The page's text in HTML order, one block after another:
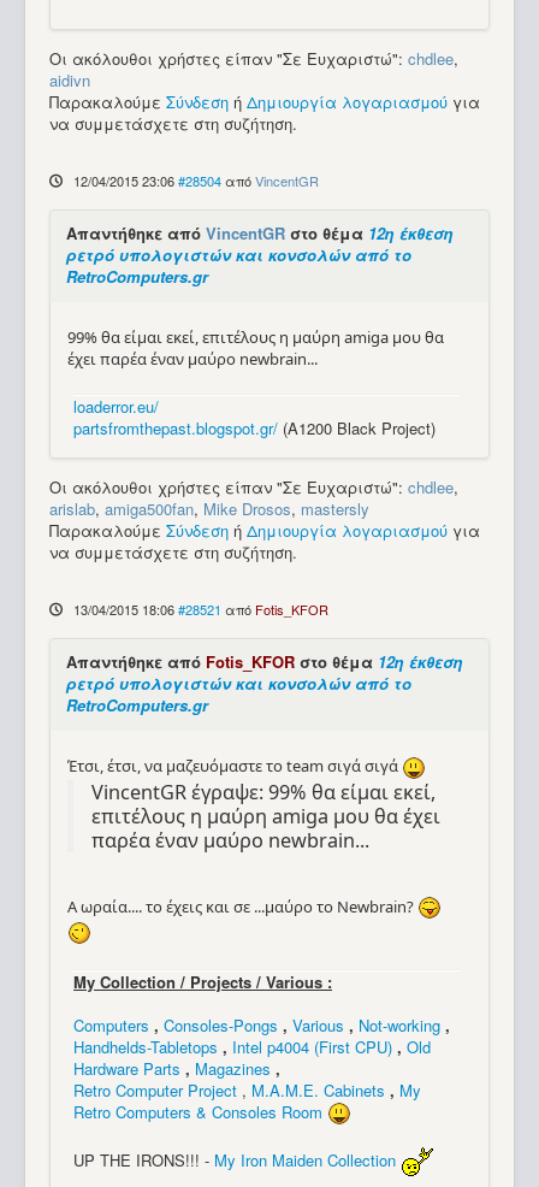
Οι ακόλουθοι χρήστες είπαν "Σε Ευχαριστώ": chdlee,
aidivn
Παρακαλούμε Σύνδεση ή Δημιουργία λογαριασμού για
να συμμετάσχετε στη συζήτηση.
12/04/2015 23:06 #28504 απόVincentGR
Απαντήθηκε από VincentGR στο θέμα 12η έκθεση
ρετρό υπολογιστών και κονσολών από το
RetroComputers.gr
99% θα είμαι εκεί, επιτέλους η μαύρη amiga μου θα
έχει παρέα έναν μαύρο newbrain...
loaderror.eu/
partsfromthepast.blogspot.gr/ (A1200 Black Project)
Οι ακόλουθοι χρήστες είπαν "Σε Ευχαριστώ": chdlee,
arislab, amiga500fan, Mike Drosos, mastersly
Παρακαλούμε Σύνδεση ή Δημιουργία λογαριασμού για
να συμμετάσχετε στη συζήτηση.
13/04/2015 18:06 #28521 από Fotis_KFOR
Απαντήθηκε από Fotis_KFOR στο θέμα 12η έκθεση
ρετρό υπολογιστών και κονσολών από το
RetroComputers.gr
Έτσι, έτσι, να μαζευόμαστε το team σιγά σιγά
VincentGR έγραψε: 99% θα είμαι εκεί,
επιτέλους η μαύρη amiga μου θα έχει
παρέα έναν μαύρο newbrain...
Α ωραία.... το έχεις και σε ...μαύρο το Newbrain?
My Collection / Projects / Various :
Computers , Consoles-Pongs , Various , Not-working ,
Handhelds-Tabletops , Intel p4004 (First CPU) , Old
Hardware Parts , Magazines ,
Retro Computer Project , M.A.M.E. Cabinets , My
Retro Computers & Consoles Room
UP THE IRONS!!! - My Iron Maiden Collection